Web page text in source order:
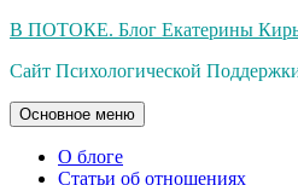
Перейти
содержимому
В ПОТОКЕ. Блог Екатерины
Сайт Психологической
Основное меню
О блоге
Статьи об отношениях